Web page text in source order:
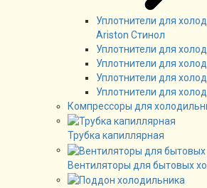
Уплотнители для
Ariston Стинол
Уплотнители для
Уплотнители для
Уплотнители для
Уплотнители для
Компрессоры для
Трубка капиллярная
Вентиляторы для бытовых